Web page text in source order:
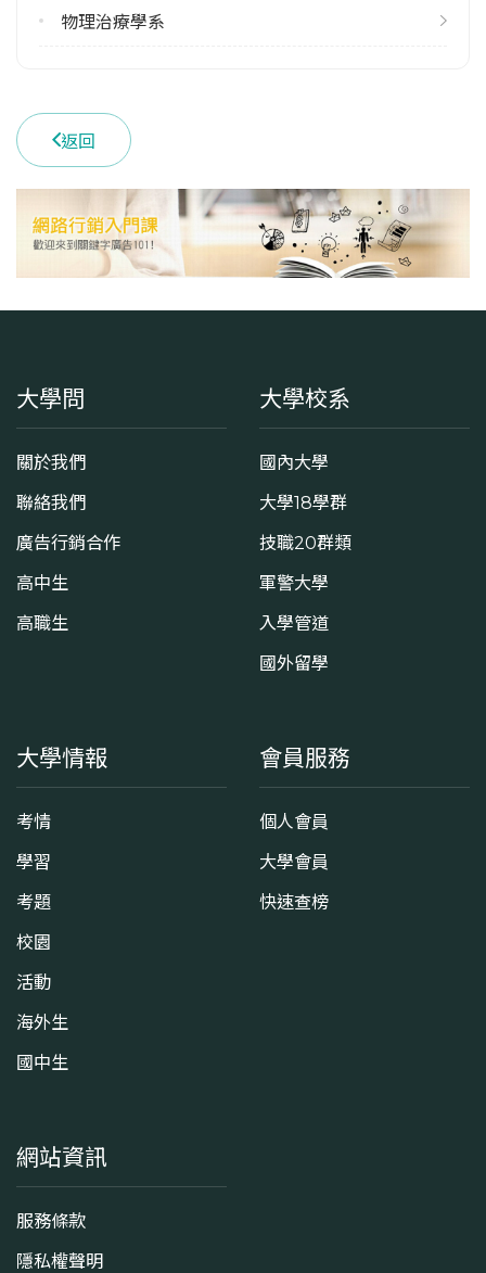
(04)22053366 #7500
物理治療學系
返回
大學問
關於我們
聯絡我們
廣告行銷合作
高中生
高職生
大學校系
國內大學
大學18學群
技職20群類
軍警大學
入學管道
國外留學
大學情報
考情
學習
考題
校園
活動
海外生
國中生
會員服務
個人會員
大學會員
快速查榜
網站資訊
服務條款
隱私權聲明